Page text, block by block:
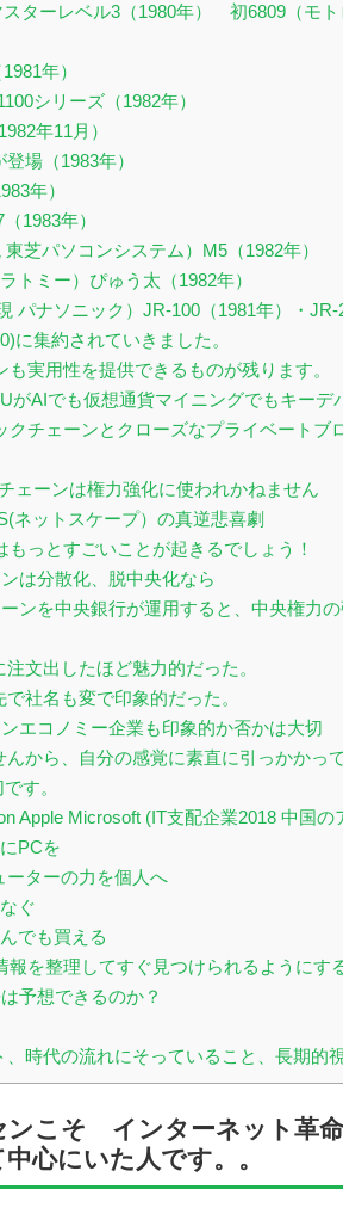
ターレベル3（1980年） 初6809（モ
年）
シリーズ（1982年）
年11月）
場（1983年）
年）
1983年）
芝パソコンシステム）M5（1982年）
トミー）ぴゅう太（1982年）
パナソニック）JR-100（1981年）・JR-
に集約されていきました。
実用性を提供できるものが残ります。
AIでも仮想通貨マイニングでもキーデ
クチェーンとクローズなプライベートブ
ェーンは権力強化に使われかねません
ネットスケープ）の真逆悲喜劇
っとすごいことが起きるでしょう！
は分散化、脱中央化なら
ンを中央銀行が運用すると、中央権力の
文出したほど魅力的だった。
社名も変で印象的だった。
エコノミー企業も印象的か否かは大切
んから、自分の感覚に素直に引っかかっ
す。
Apple Microsoft (IT支配企業2018 中国の
PCを
ターの力を個人へ
ぐ
でも買える
を整理してすぐ見つけられるようにする
予想できるのか？
時代の流れにそっていること、長期的
ンこそ インターネット革
心にいた人です。。